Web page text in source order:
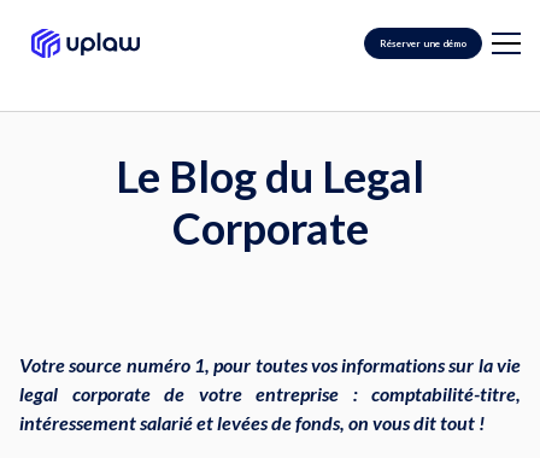
Réserver une démo
Le Blog du Legal
Corporate
Votre source numéro 1, pour toutes vos informations sur la vie
legal corporate de votre entreprise : comptabilité-titre,
intéressement salarié et levées de fonds, on vous dit tout !